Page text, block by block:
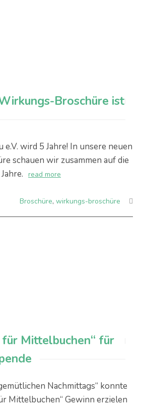
Broschüre ist
e.V. wird 5 Jahre! In unsere neuen
schauen wir zusammen auf die
read more
Broschüre, wirkungs-broschüre
für Mittelbuchen“ für
Nachmittags“ konnte
Mittelbuchen“ Gewinn erzielen